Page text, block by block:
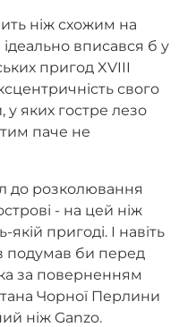
ніж схожим на
вписався б у
пригод XVIII
свого
у яких гостре лезо
тим паче не
до розколювання
- на цей ніж
пригоді. І навіть
подумав би перед
за поверненням
Чорної Перлини
ніж Ganzo.